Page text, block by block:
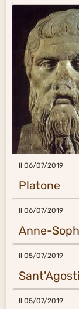
Il 06/07/2019
Platone
Il 06/07/2019
Anne-
Il 05/07/2019
Il 05/07/2019